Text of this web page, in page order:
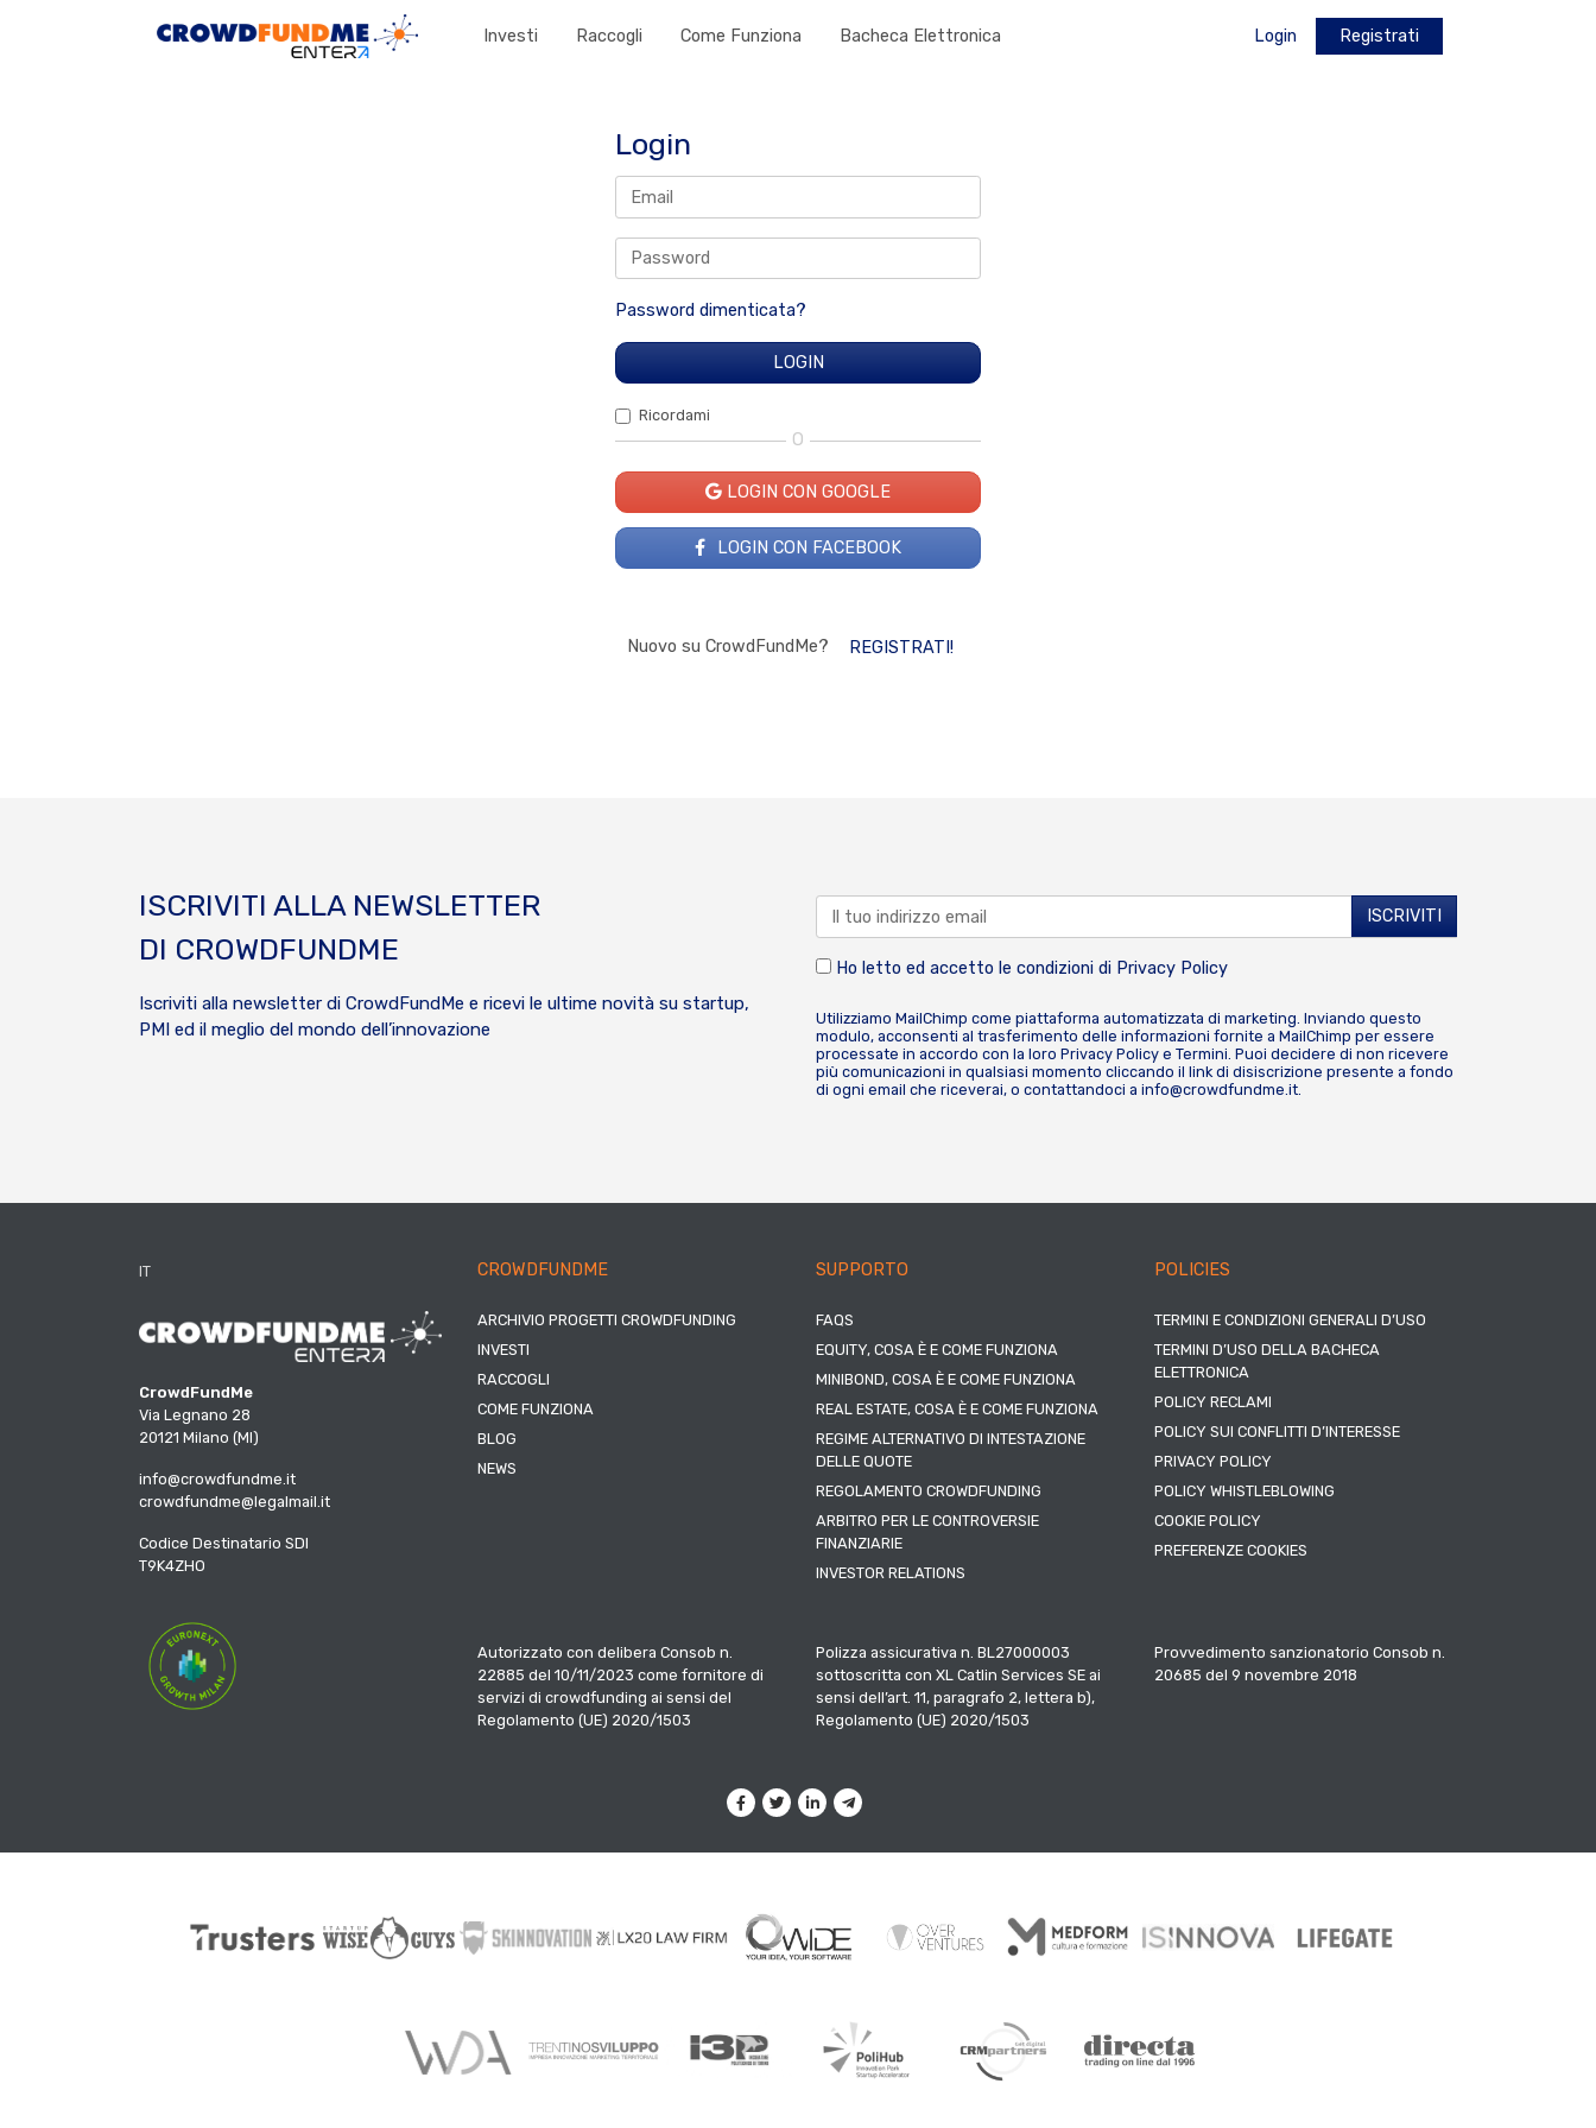
Investi Raccogli Come Funziona Bacheca Elettronica Login Registrati
Login
Password dimenticata?
Ricordami
O
LOGIN CON GOOGLE
LOGIN CON FACEBOOK
Nuovo su CrowdFundMe? REGISTRATI!
ISCRIVITI ALLA NEWSLETTER
DI CROWDFUNDME
Iscriviti alla newsletter di CrowdFundMe e ricevi le ultime novità su startup,
PMI ed il meglio del mondo dell’innovazione
Ho letto ed accetto le condizioni di Privacy Policy
Utilizziamo MailChimp come piattaforma automatizzata di marketing. Inviando questo
modulo, acconsenti al trasferimento delle informazioni fornite a MailChimp per essere
processate in accordo con la loro Privacy Policy e Termini. Puoi decidere di non ricevere
più comunicazioni in qualsiasi momento cliccando il link di disiscrizione presente a fondo
di ogni email che riceverai, o contattandoci a info@crowdfundme.it.
IT
CrowdFundMe
Via Legnano 28
20121 Milano (MI)
info@crowdfundme.it
crowdfundme@legalmail.it
Codice Destinatario SDI
T9K4ZHO
CROWDFUNDME
ARCHIVIO PROGETTI CROWDFUNDING
INVESTI
RACCOGLI
COME FUNZIONA
BLOG
NEWS
SUPPORTO
FAQS
EQUITY, COSA È E COME FUNZIONA
MINIBOND, COSA È E COME FUNZIONA
REAL ESTATE, COSA È E COME FUNZIONA
REGIME ALTERNATIVO DI INTESTAZIONE
DELLE QUOTE
REGOLAMENTO CROWDFUNDING
ARBITRO PER LE CONTROVERSIE
FINANZIARIE
INVESTOR RELATIONS
POLICIES
TERMINI E CONDIZIONI GENERALI D’USO
TERMINI D’USO DELLA BACHECA
ELETTRONICA
POLICY RECLAMI
POLICY SUI CONFLITTI D’INTERESSE
PRIVACY POLICY
POLICY WHISTLEBLOWING
COOKIE POLICY
PREFERENZE COOKIES
Autorizzato con delibera Consob n.
22885 del 10/11/2023 come fornitore di
servizi di crowdfunding ai sensi del
Regolamento (UE) 2020/1503
Polizza assicurativa n. BL27000003
sottoscritta con XL Catlin Services SE ai
sensi dell’art. 11, paragrafo 2, lettera b),
Regolamento (UE) 2020/1503
Provvedimento sanzionatorio Consob n.
20685 del 9 novembre 2018